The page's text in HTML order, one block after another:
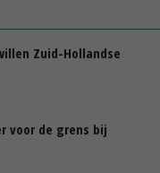
Zuid-Hollandse
voor de grens bij